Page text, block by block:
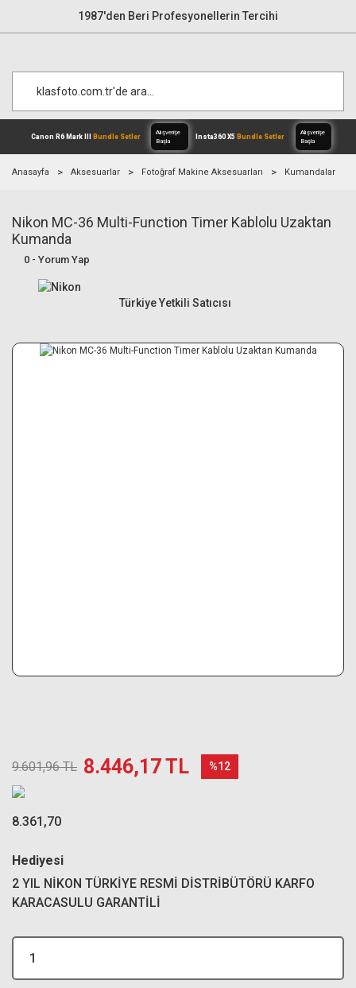
1987'den Beri Profesyonellerin Tercihi
Canon R6 Mark IIIBundle Setler
Alışverişe
Anasayfa Aksesuarlar Fotoğraf Makine Aksesuarları Kumandalar
Nikon MC-36 Multi-Function Timer Kablolu Uzaktan
Kumanda
0 - Yorum Yap
Türkiye Yetkili Satıcısı
9.601,96 TL 8.446,17 TL %12
8.361,70
Hediyesi
2 YIL NİKON TÜRKİYE RESMİ DİSTRİBÜTÖRÜ KARFO
KARACASULU GARANTİLİ